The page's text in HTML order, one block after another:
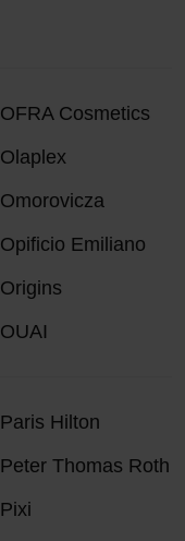
OFRA Cosmetics
Olaplex
Omorovicza
Opificio Emiliano
Origins
OUAI
Paris Hilton
Peter Thomas Roth
Pixi